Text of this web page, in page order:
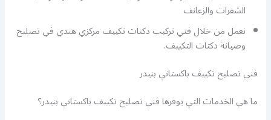
الشفرات والزعانف
نعمل من خلال فني تركيب دكتات تكييف مركزي هندي في تصليح
وصيانة دكتات التكييف.
فني تصليح تكييف باكستاني بنيدر
ما هي الخدمات التي يوفرها فني تصليح تكييف باكستاني بنيدر؟